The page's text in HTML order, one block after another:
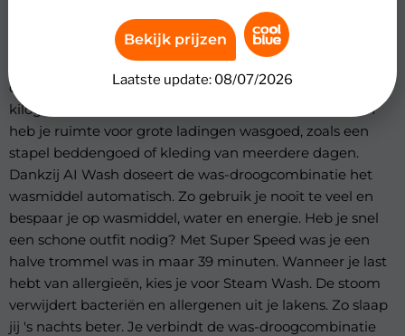
Samsung WD90DG6B85BB AI Wash
Met de Samsung WD90DG6B85BB was-
droogcombinatie was je 9 kilogram en droog je 5
kilogram wasgoed in één trommel. Tijdens het wassen
heb je ruimte voor grote ladingen wasgoed, zoals een
stapel beddengoed of kleding van meerdere dagen.
Dankzij AI Wash doseert de was-droogcombinatie het
wasmiddel automatisch. Zo gebruik je nooit te veel en
bespaar je op wasmiddel, water en energie. Heb je snel
een schone outfit nodig? Met Super Speed was je een
halve trommel was in maar 39 minuten. Wanneer je last
hebt van allergieën, kies je voor Steam Wash. De stoom
verwijdert bacteriën en allergenen uit je lakens. Zo slaap
jij 's nachts beter. Je verbindt de was-droogcombinatie
Bekijk prijzen
Laatste update: 08/07/2026